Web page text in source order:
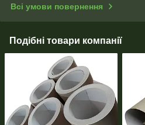
Всі умови повернення
Подібні товари компанії